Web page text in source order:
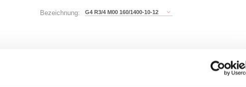
Bezeichnung: G4 R3/4 M00 160/1400-10-12